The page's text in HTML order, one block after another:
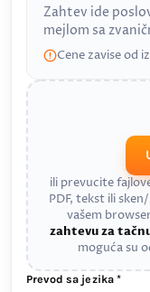
Zahtev ide
mejlom sa
Cene zavise od
ili prevucite
PDF, tekst ili
vašem
zahtevu za
moguća su
Prevod sa jezika *